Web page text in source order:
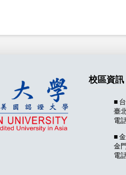
校區資訊
■
臺
電
■
金
電